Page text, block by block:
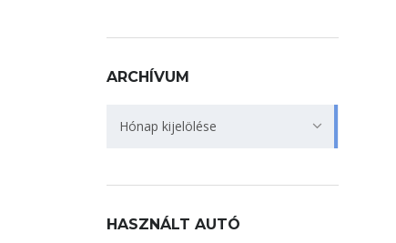
ARCHÍVUM
Hónap kijelölése
HASZNÁLT AUTÓ